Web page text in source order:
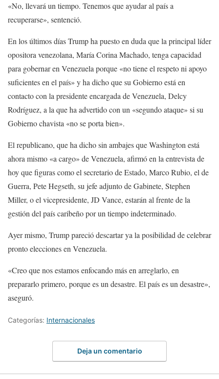
«No, llevará un tiempo. Tenemos que ayudar al país a
recuperarse», sentenció.
En los últimos días Trump ha puesto en duda que la principal líder
opositora venezolana, María Corina Machado, tenga capacidad
para gobernar en Venezuela porque «no tiene el respeto ni apoyo
suficientes en el país» y ha dicho que su Gobierno está en
contacto con la presidente encargada de Venezuela, Delcy
Rodríguez, a la que ha advertido con un «segundo ataque» si su
Gobierno chavista «no se porta bien».
El republicano, que ha dicho sin ambajes que Washington está
ahora mismo «a cargo» de Venezuela, afirmó en la entrevista de
hoy que figuras como el secretario de Estado, Marco Rubio, el de
Guerra, Pete Hegseth, su jefe adjunto de Gabinete, Stephen
Miller, o el vicepresidente, JD Vance, estarán al frente de la
gestión del país caribeño por un tiempo indeterminado.
Ayer mismo, Trump pareció descartar ya la posibilidad de celebrar
pronto elecciones en Venezuela.
«Creo que nos estamos enfocando más en arreglarlo, en
prepararlo primero, porque es un desastre. El país es un desastre»,
aseguró.
Categorías: Internacionales
Deja un comentario